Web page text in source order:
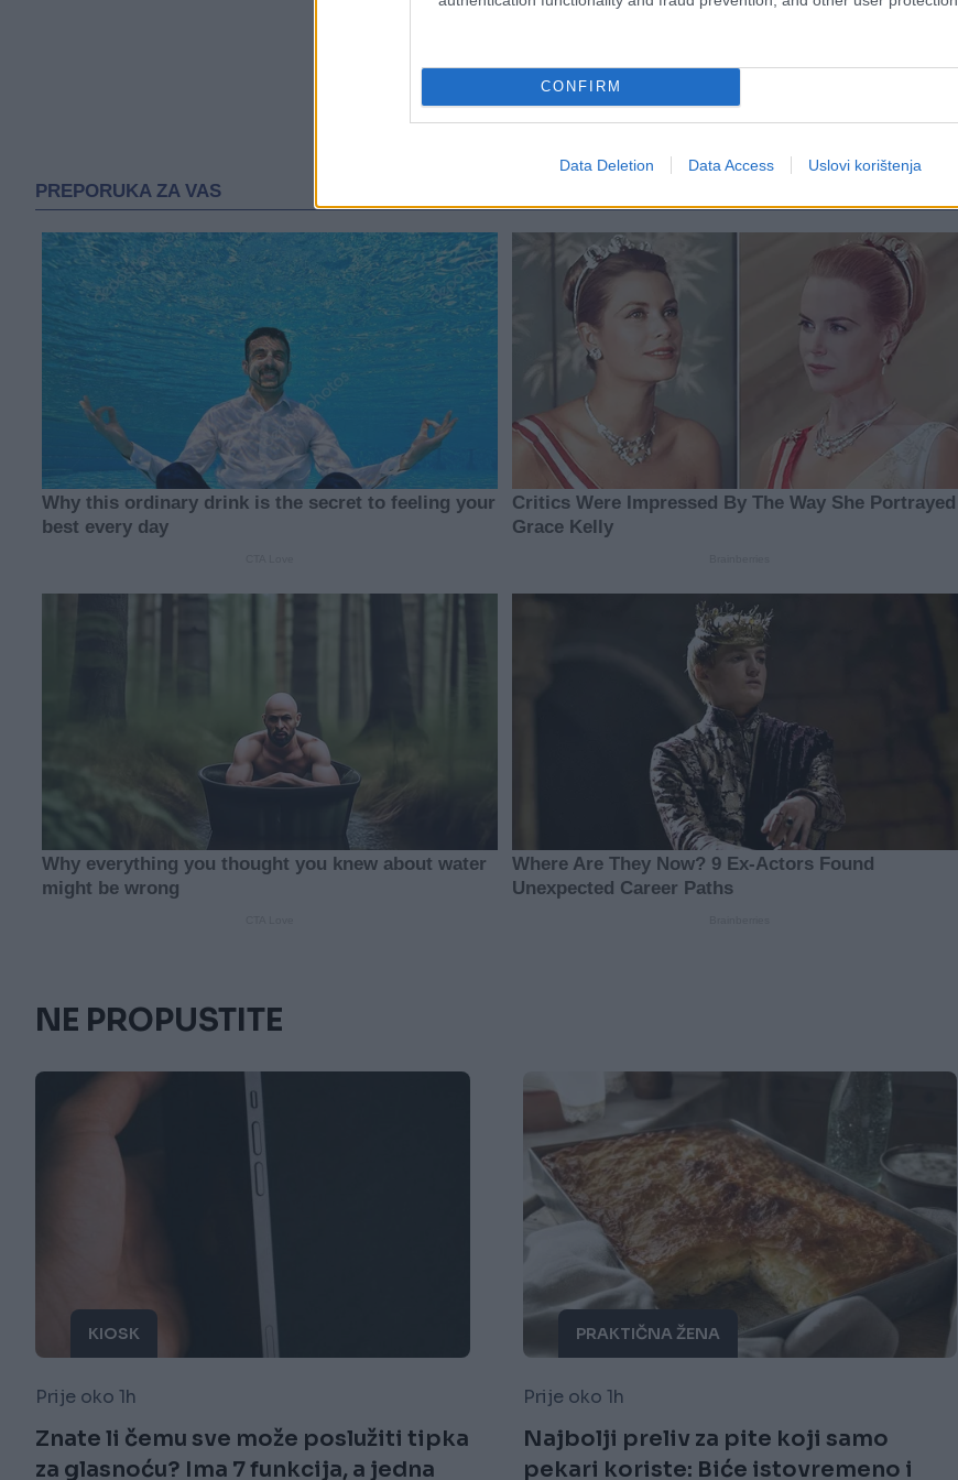
CONFIRM
Data Deletion Data Access Uslovi korištenja
NE PROPUSTITE
KIOSK
Prije oko 1h
Znate li čemu sve može poslužiti tipka
za glasnoću? Ima 7 funkcija, a jedna
PRAKTIČNA ŽENA
Prije oko 1h
Najbolji preliv za pite koji samo
pekari koriste: Biće istovremeno i